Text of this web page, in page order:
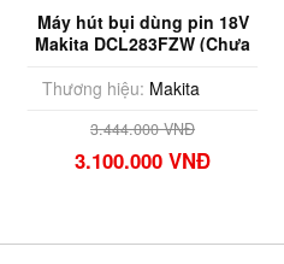
Máy hút bụi dùng pin 18V
Makita DCL283FZW (Chưa
Thương hiệu: Makita
3.444.000 VNĐ
3.100.000 VNĐ